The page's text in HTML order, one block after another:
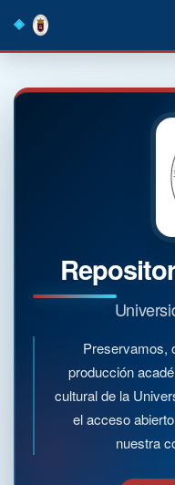
navigation
Preservamos,
producción
cultural de la
el acceso
nuestra